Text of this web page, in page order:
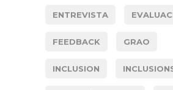
ENTREVISTA
FEEDBACK GRAO
INCLUSION